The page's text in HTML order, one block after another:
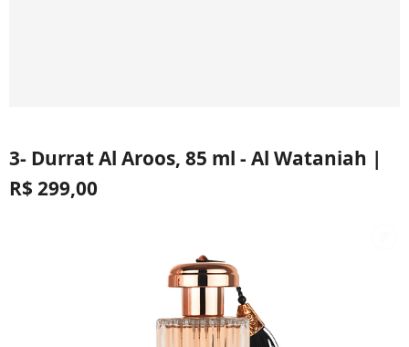
3- Durrat Al Aroos, 85 ml - Al Wataniah |
R$ 299,00